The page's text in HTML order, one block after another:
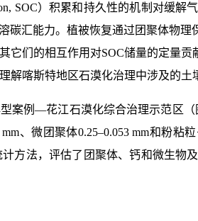
SOC）积累和持久性的机制对缓
碳汇能力。植被恢复通过团聚体物
它们的相互作用对SOC储量的定量
解喀斯特地区石漠化治理中涉及的
案例—花江石漠化综合治理示范区
、微团聚体0.25–0.053 mm和粉粘
计方法，评估了团聚体、钙和微生